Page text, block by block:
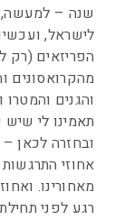
שנה – למעשה,
לישראל,
הפריזאים (רק
מהקרואסונים
והגנים
תאמינו לי
ובחזרה לכאן
אחוזי
מאחורינו.
רגע לפני